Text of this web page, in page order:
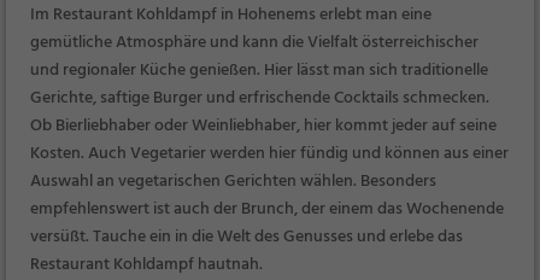
Im Restaurant Kohldampf in Hohenems erlebt man eine
gemütliche Atmosphäre und kann die Vielfalt österreichischer
und regionaler Küche genießen. Hier lässt man sich traditionelle
Gerichte, saftige Burger und erfrischende Cocktails schmecken.
Ob Bierliebhaber oder Weinliebhaber, hier kommt jeder auf seine
Kosten. Auch Vegetarier werden hier fündig und können aus einer
Auswahl an vegetarischen Gerichten wählen. Besonders
empfehlenswert ist auch der Brunch, der einem das Wochenende
versüßt. Tauche ein in die Welt des Genusses und erlebe das
Restaurant Kohldampf hautnah.